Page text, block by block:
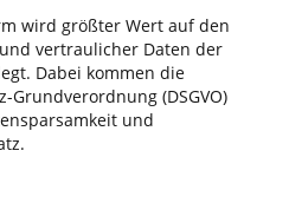
wird größter Wert auf den
vertraulicher Daten der
Dabei kommen die
Grundverordnung (DSGVO)
und